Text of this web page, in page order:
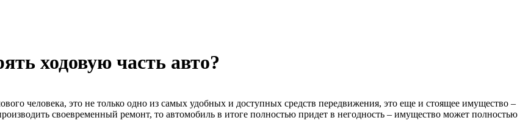
ходовую часть авто?
человека, это не только одно из самых удобных и доступных средств передвижения, это еще и стоящее имущество –
своевременный ремонт, то автомобиль в итоге полностью придет в негодность – имущество может полностью